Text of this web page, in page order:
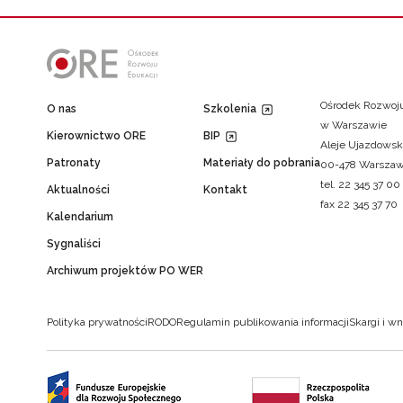
O nas
Kierownictwo ORE
Patronaty
Aktualności
Kalendarium
Sygnaliści
Archiwum projektów PO WER
Szkolenia
BIP
Materiały do pobrania
Kontakt
Ośrodek
w Warszawie
Aleje
00-478
tel. 22 345 37 00
fax 22 345 37 70
Polityka prywatnościRODORegulamin publikowania informacjiSkargi i